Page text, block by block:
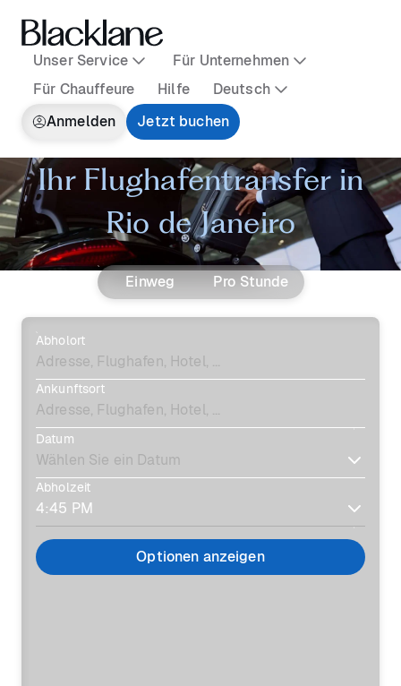
Unser Service
Für Unternehmen
Für Chauffeure
Hilfe
Deutsch
Anmelden
Jetzt buchen
Ihr Flughafentransfer in
Rio de Janeiro
Einweg Pro Stunde
Abholort
Ankunftsort
Datum
Abholzeit
Optionen anzeigen